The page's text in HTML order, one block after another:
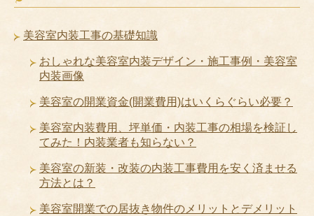
美容室内装工事の基礎知識
おしゃれな美容室内装デザイン・施工事例・美容室
内装画像
美容室の開業資金(開業費用)はいくらぐらい必要？
美容室内装費用、坪単価・内装工事の相場を検証し
てみた！内装業者も知らない？
美容室の新装・改装の内装工事費用を安く済ませる
方法とは？
美容室開業での居抜き物件のメリットとデメリット